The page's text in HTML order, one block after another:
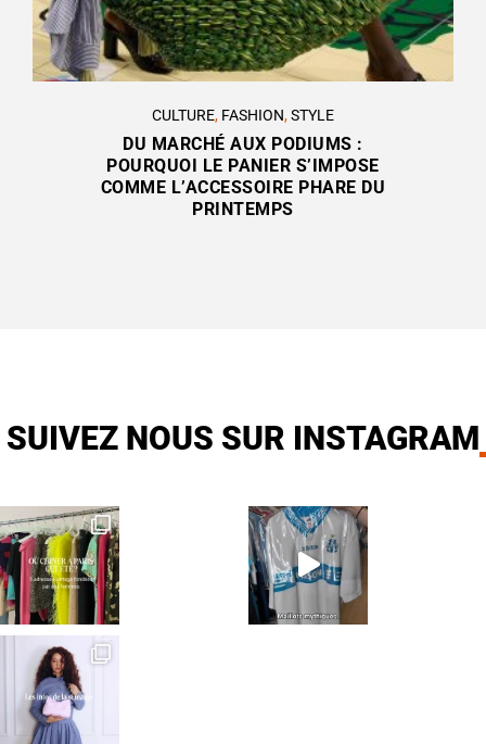
CULTURE, FASHION,STYLE
DU MARCHÉ AUX PODIUMS :
POURQUOI LE PANIER S’IMPOSE
COMME L’ACCESSOIRE PHARE DU
PRINTEMPS
SUIVEZ NOUS SUR INSTAGRAM